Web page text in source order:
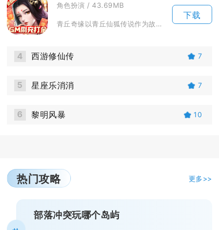
角色扮演 / 43.69MB
青丘奇缘以青丘仙狐传说作为故事基底，打造3D国风仙侠开放世界。玩家将踏入三界仙境，跟随主线...
下载
4 西游修仙传 7
5 星座乐消消 7
6 黎明风暴 10
热门攻略 更多>>
部落冲突玩哪个岛屿